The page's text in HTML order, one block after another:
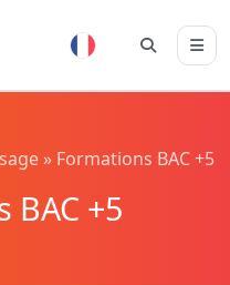
» Formations BAC +5
BAC +5